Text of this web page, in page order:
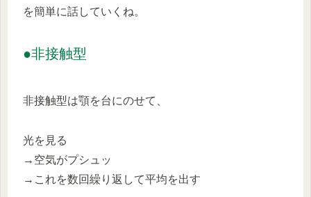
を簡単に話していくね。
●非接触型
非接触型は顎を台にのせて、
光を見る
→空気がプシュッ
→これを数回繰り返して平均を出す